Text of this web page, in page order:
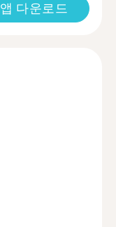
앱 다운로드